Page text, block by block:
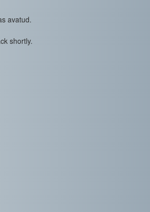
avatud.
shortly.